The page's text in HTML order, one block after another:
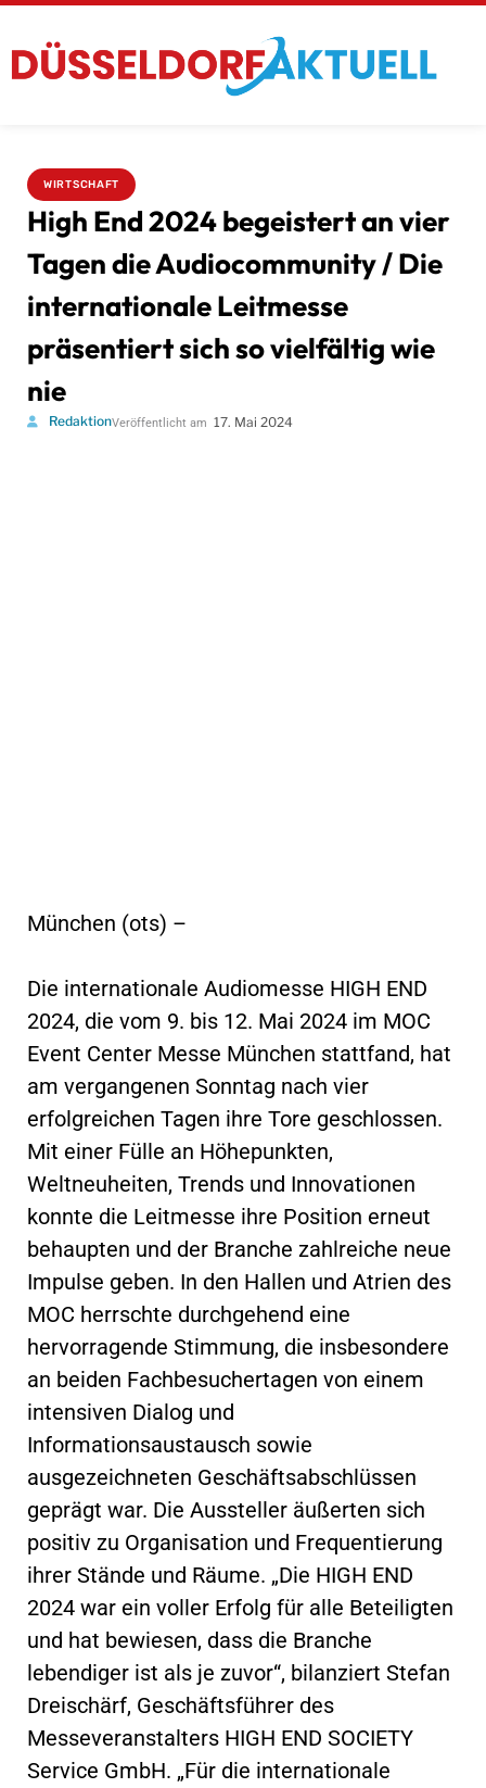
WIRTSCHAFT
High End 2024 begeistert an vier
Tagen die Audiocommunity / Die
internationale Leitmesse
präsentiert sich so vielfältig wie
nie
RedaktionVeröffentlicht am 17. Mai 2024
München (ots) –
Die internationale Audiomesse HIGH END
2024, die vom 9. bis 12. Mai 2024 im MOC
Event Center Messe München stattfand, hat
am vergangenen Sonntag nach vier
erfolgreichen Tagen ihre Tore geschlossen.
Mit einer Fülle an Höhepunkten,
Weltneuheiten, Trends und Innovationen
konnte die Leitmesse ihre Position erneut
behaupten und der Branche zahlreiche neue
Impulse geben. In den Hallen und Atrien des
MOC herrschte durchgehend eine
hervorragende Stimmung, die insbesondere
an beiden Fachbesuchertagen von einem
intensiven Dialog und
Informationsaustausch sowie
ausgezeichneten Geschäftsabschlüssen
geprägt war. Die Aussteller äußerten sich
positiv zu Organisation und Frequentierung
ihrer Stände und Räume. „Die HIGH END
2024 war ein voller Erfolg für alle Beteiligten
und hat bewiesen, dass die Branche
lebendiger ist als je zuvor“, bilanziert Stefan
Dreischärf, Geschäftsführer des
Messeveranstalters HIGH END SOCIETY
Service GmbH. „Für die internationale